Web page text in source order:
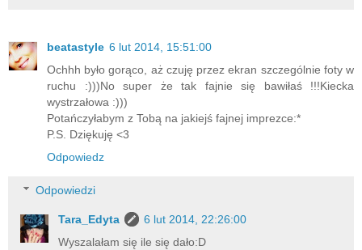
beatastyle 6 lut 2014, 15:51:00
Ochhh było gorąco, aż czuję przez ekran szczególnie foty w
ruchu :)))No super że tak fajnie się bawiłaś !!!Kiecka
wystrzałowa :)))
Potańczyłabym z Tobą na jakiejś fajnej imprezce:*
P.S. Dziękuję <3
Odpowiedz
Odpowiedzi
Tara_Edyta
6 lut 2014, 22:26:00
Wyszalałam się ile się dało:D